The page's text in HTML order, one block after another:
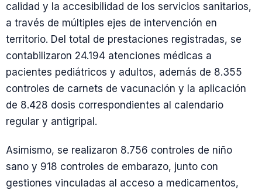
calidad y la accesibilidad de los servicios sanitarios,
a través de múltiples ejes de intervención en
territorio. Del total de prestaciones registradas, se
contabilizaron 24.194 atenciones médicas a
pacientes pediátricos y adultos, además de 8.355
controles de carnets de vacunación y la aplicación
de 8.428 dosis correspondientes al calendario
regular y antigripal.
Asimismo, se realizaron 8.756 controles de niño
sano y 918 controles de embarazo, junto con
gestiones vinculadas al acceso a medicamentos,